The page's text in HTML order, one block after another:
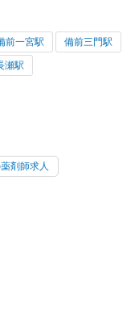
前一宮駅 備前三門駅
瀬駅
剤師求人